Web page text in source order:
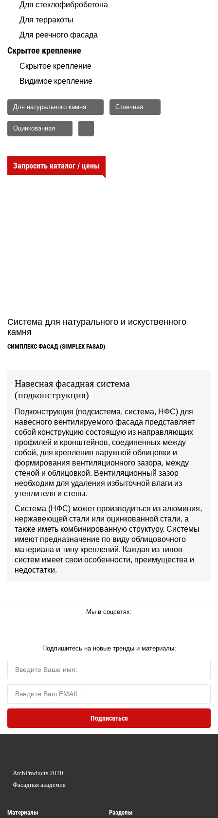
Для стеклофибробетона
Для терракоты
Для реечного фасада
Скрытое крепление
Скрытое крепление
Видимое крепление
Для натурального камня Стоечная
Оцинкованная
Запросить каталог / цены
Система для натурального и искуственного
камня
СИМПЛЕКС ФАСАД (SIMPLEX FASAD)
Навесная фасадная система
(подконструкция)
Подконструкция (подсистема, система, НФС) для
навесного вентилируемого фасада представляет
собой конструкцию состоящую из направляющих
профилей и кронштейнов, соединенных между
собой, для крепления наружной облицовки и
формирования вентиляционного зазора, между
стеной и облицовкой. Вентиляционный зазор
необходим для удаления избыточной влаги из
утеплителя и стены.
Система (НФС) может производиться из алюминия,
нержавеющей стали или оцинкованной стали, а
также иметь комбинированную структуру. Системы
имеют предназначение по виду облицовочного
материала и типу креплений. Каждая из типов
систем имеет свои особенности, преимущества и
недостатки.
Мы в соцсетях:
Подпишитесь на новые тренды и материалы:
Материалы Разделы
ArchProducts 2020
Фасадная академия